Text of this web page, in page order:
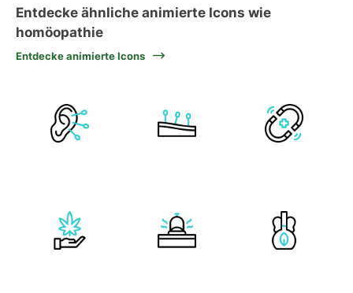
Entdecke ähnliche animierte Icons wie
homöopathie
Entdecke animierte Icons